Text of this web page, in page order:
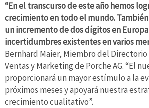
“En el transcurso de este año hemos
crecimiento en todo el mundo.
un incremento de dos dígitos en
incertidumbres existentes en varios
Bernhard Maier, Miembro del
Ventas y Marketing de Porche AG. “El
proporcionará un mayor estímulo a la
próximos meses y apoyará nuestra
crecimiento cualitativo”.